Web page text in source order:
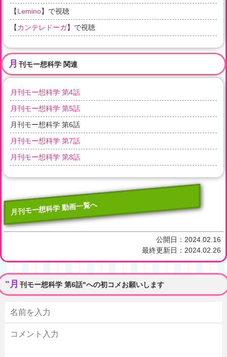
【Lemino】で視聴
【カンテレドーガ】で視聴
月 刊モー想科学 関連
月刊モー想科学 第4話
月刊モー想科学 第5話
月刊モー想科学 第6話
月刊モー想科学 第7話
月刊モー想科学 第8話
月刊モー想科学 動画一覧へ
公開日： 2024.02.16
最終更新日： 2024.02.26
"月 刊モー想科学 第6話"への初コメお願いします